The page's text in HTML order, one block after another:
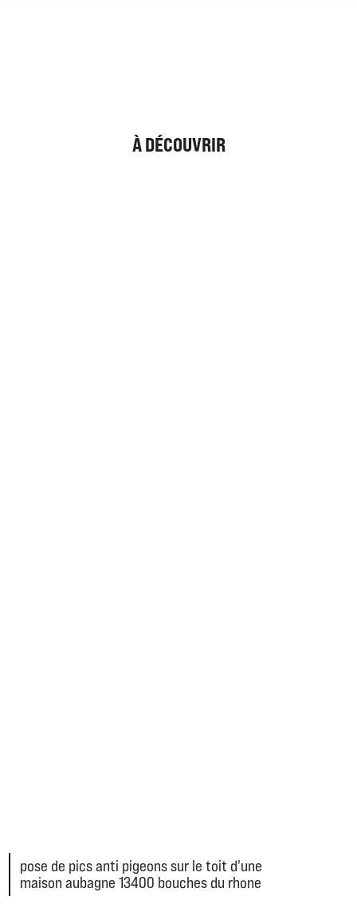
À DÉCOUVRIR
pose de pics anti pigeons sur le toit d'une
maison aubagne 13400 bouches du rhone